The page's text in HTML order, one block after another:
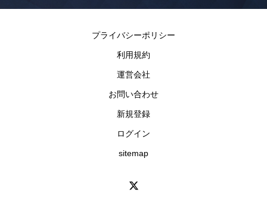
プライバシーポリシー
利用規約
運営会社
お問い合わせ
新規登録
ログイン
sitemap